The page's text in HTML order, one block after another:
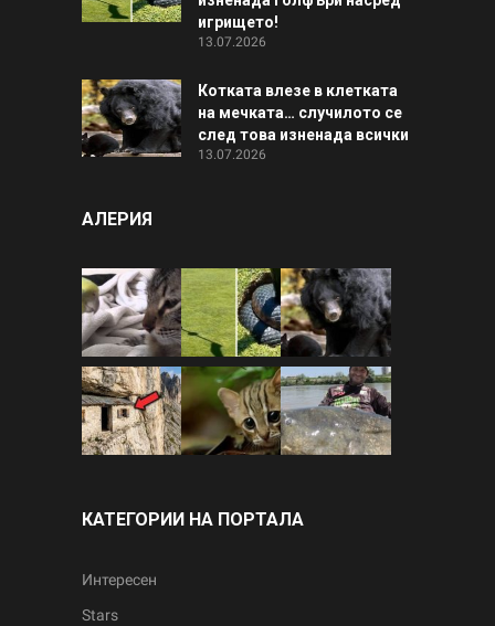
игрището!
13.07.2026
Котката влезе в клетката
на мечката… случилото се
след това изненада всички
13.07.2026
АЛЕРИЯ
КАТЕГОРИИ НА ПОРТАЛА
Интересен
Stars